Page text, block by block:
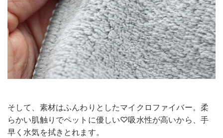
そして、素材はふんわりとしたマイクロファイバー。柔
らかい肌触りでペットに優しい♡吸水性が高いから、手
早く水気を拭きとれます。